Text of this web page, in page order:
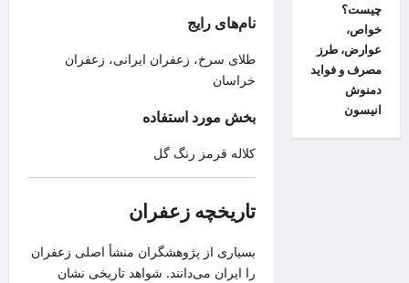
نام‌های رایج
طلای سرخ، زعفران ایرانی، زعفران
خراسان
بخش مورد استفاده
کلاله قرمز رنگ گل
تاریخچه زعفران
بسیاری از پژوهشگران منشأ اصلی زعفران
را ایران می‌دانند. شواهد تاریخی نشان
چیست؟
خواص،
عوارض، طرز
مصرف و فواید
دمنوش
انیسون